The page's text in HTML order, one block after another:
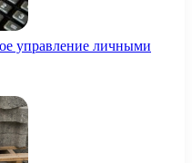
управление личными